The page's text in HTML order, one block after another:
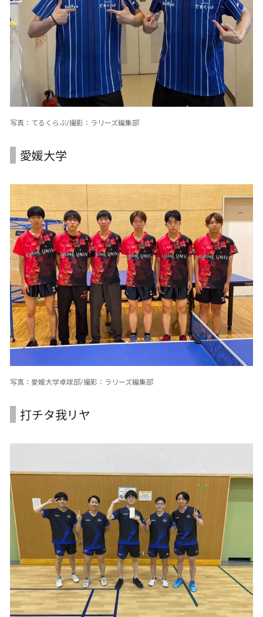
写真：てるくらぶ/撮影：ラリーズ編集部
愛媛大学
写真：愛媛大学卓球部/撮影：ラリーズ編集部
打チタ我リヤ